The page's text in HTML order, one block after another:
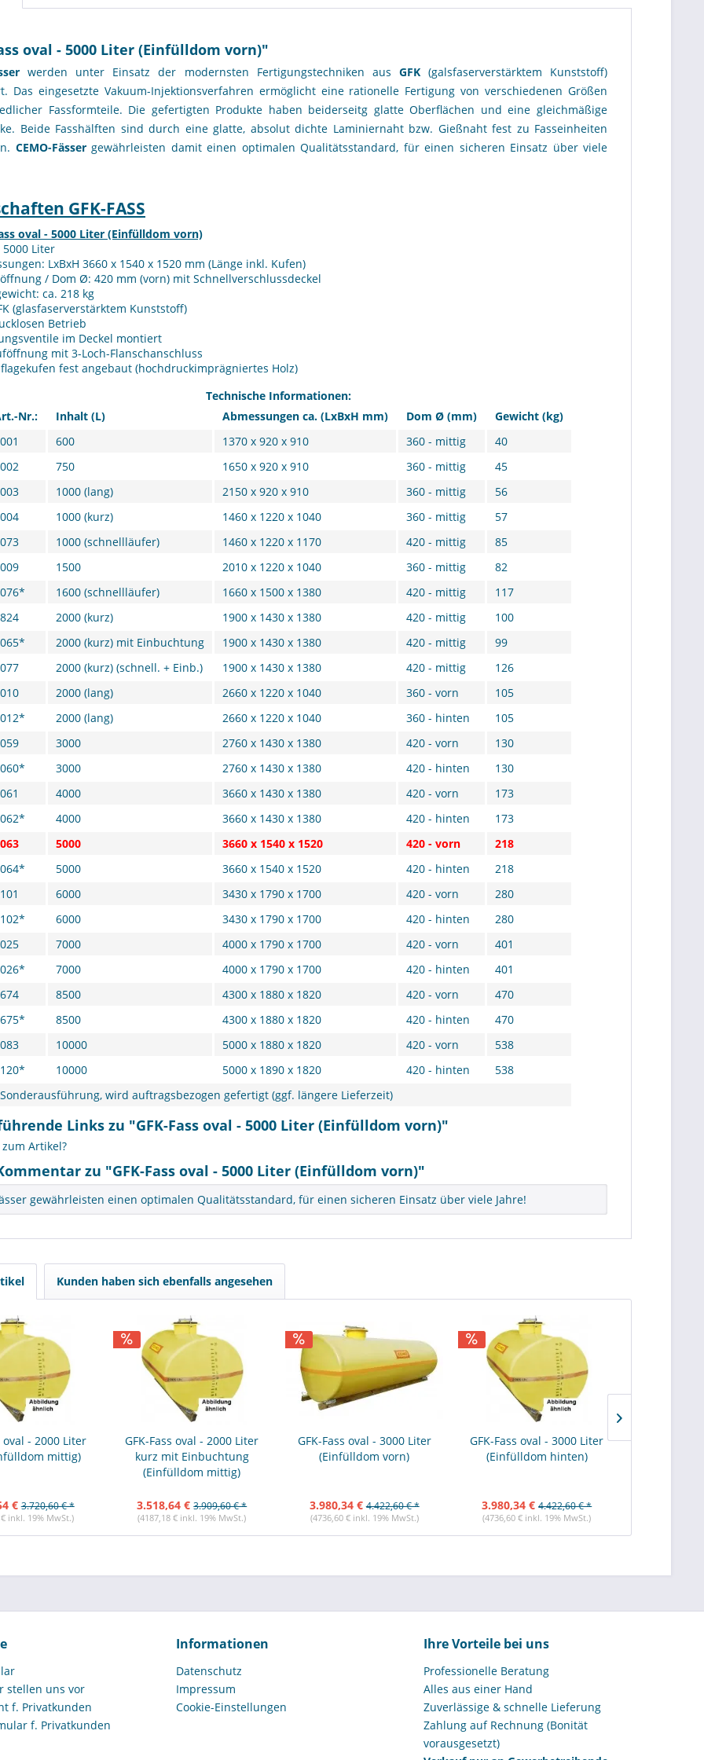
oval - 5000 Liter (Einfülldom vorn)"
werden unter Einsatz der modernsten Fertigungstechniken aus GFK(galsfaserverstärktem Kunststoff)
Das eingesetzte Vakuum-Injektionsverfahren ermöglicht eine rationelle Fertigung von verschiedenen Größen
Fassformteile. Die gefertigten Produkte haben beiderseitg glatte Oberflächen und eine gleichmäßige
Beide Fasshälften sind durch eine glatte, absolut dichte Laminiernaht bzw. Gießnaht fest zu Fasseinheiten
CEMO-Fässergewährleisten damit einen optimalen Qualitätsstandard, für einen sicheren Einsatz über viele
GFK-FASS
oval - 5000 Liter (Einfülldom vorn)
Liter
LxBxH 3660 x 1540 x 1520 mm (Länge inkl. Kufen)
/ Dom Ø: 420 mm (vorn) mit Schnellverschlussdeckel
ca. 218 kg
(glasfaserverstärktem Kunststoff)
Betrieb
im Deckel montiert
mit 3-Loch-Flanschanschluss
fest angebaut (hochdruckimprägniertes Holz)
Technische Informationen:
Nr.:
Inhalt (L) Abmessungen ca. (LxBxH mm) Dom Ø (mm)
Gewicht (kg)
600 1370 x 920 x 910 360 - mittig
40
750 1650 x 920 x 910 360 - mittig
45
1000 (lang) 2150 x 920 x 910 360 - mittig
56
1000 (kurz) 1460 x 1220 x 1040 360 - mittig
57
1000 (schnellläufer) 1460 x 1220 x 1170 420 - mittig
85
1500 2010 x 1220 x 1040 360 - mittig
82
1600 (schnellläufer) 1660 x 1500 x 1380 420 - mittig
117
2000 (kurz) 1900 x 1430 x 1380 420 - mittig
100
2000 (kurz) mit Einbuchtung 1900 x 1430 x 1380 420 - mittig
99
2000 (kurz) (schnell. + Einb.) 1900 x 1430 x 1380 420 - mittig
126
2000 (lang) 2660 x 1220 x 1040 360 - vorn
105
2000 (lang) 2660 x 1220 x 1040 360 - hinten
105
3000 2760 x 1430 x 1380 420 - vorn
130
3000 2760 x 1430 x 1380 420 - hinten
130
4000 3660 x 1430 x 1380 420 - vorn
173
4000 3660 x 1430 x 1380 420 - hinten
173
5000 3660 x 1540 x 1520 420 - vorn
218
5000 3660 x 1540 x 1520 420 - hinten
218
6000 3430 x 1790 x 1700 420 - vorn
280
6000 3430 x 1790 x 1700 420 - hinten
280
7000 4000 x 1790 x 1700 420 - vorn
401
7000 4000 x 1790 x 1700 420 - hinten
401
8500 4300 x 1880 x 1820 420 - vorn
470
8500 4300 x 1880 x 1820 420 - hinten
470
10000 5000 x 1880 x 1820 420 - vorn
538
10000 5000 x 1890 x 1820 420 - hinten
538
wird auftragsbezogen gefertigt (ggf. längere Lieferzeit)
Links zu "GFK-Fass oval - 5000 Liter (Einfülldom vorn)"
zum Artikel?
zu "GFK-Fass oval - 5000 Liter (Einfülldom vorn)"
gewährleisten einen optimalen Qualitätsstandard, für einen sicheren Einsatz über viele Jahre!
Kunden haben sich ebenfalls angesehen
oval - 2000 Liter
mittig)
€ 3.720,60 € *
inkl. 19% MwSt.)
GFK-Fass oval - 2000 Liter
kurz mit Einbuchtung
(Einfülldom mittig)
3.518,64 € 3.909,60 € *
(4187,18 € inkl. 19% MwSt.)
GFK-Fass oval - 3000 Liter
(Einfülldom vorn)
3.980,34 € 4.422,60 € *
(4736,60 € inkl. 19% MwSt.)
GFK-Fass oval - 3000 Liter
(Einfülldom hinten)
3.980,34 € 4.422,60 € *
(4736,60 € inkl. 19% MwSt.)
stellen uns vor
f. Privatkunden
f. Privatkunden
Informationen
Datenschutz
Impressum
Cookie-Einstellungen
Ihre Vorteile bei uns
Professionelle Beratung
Alles aus einer Hand
Zuverlässige & schnelle Lieferung
Zahlung auf Rechnung (Bonität
vorausgesetzt)